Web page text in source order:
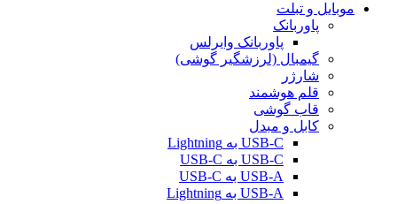
موبایل و تبلت
پاوربانک
پاوربانک وایرلس
گیمبال (لرزشگیر گوشی)
شارژر
قلم هوشمند
قاب گوشی
کابل و مبدل
USB-C به Lightning
USB-C به USB-C
USB-A به USB-C
USB-A به Lightning